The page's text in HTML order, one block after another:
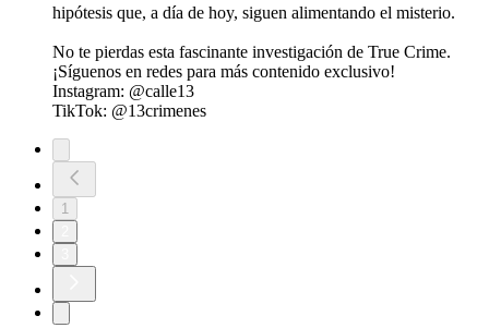
hipótesis que, a día de hoy, siguen alimentando el misterio.
No te pierdas esta fascinante investigación de True Crime.
¡Síguenos en redes para más contenido exclusivo!
Instagram: @calle13
TikTok: @13crimenes
1